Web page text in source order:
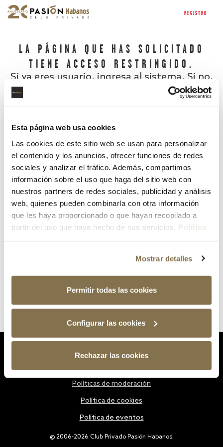
Esta página web usa cookies
Las cookies de este sitio web se usan para personalizar
el contenido y los anuncios, ofrecer funciones de redes
sociales y analizar el tráfico. Además, compartimos
información sobre el uso que haga del sitio web con
nuestros partners de redes sociales, publicidad y análisis
web, quienes pueden combinarla con otra información
que les haya proporcionado o que hayan recopilado a
partir del uso que haya hecho de sus servicios. Política
Mostrar detalles
Permitir todas las cookies
Configurar las cookies
Rechazar las cookies
REGISTRO
LA PÁGINA QUE HAS SOLICITADO
TIENE ACCESO RESTRINGIDO.
Si ya eres usuario, ingresa al sistema. Si no,
¿Has olvidado tu contraseña?
@ 2006-2026 Club Privado Pasión Habanos.
Políticas de moderación
Política de cookies
Política de eventos